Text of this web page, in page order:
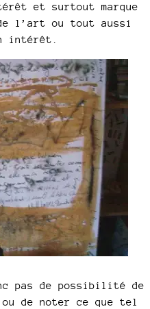
et surtout marque
l’art ou tout aussi
intérêt.
pas de possibilité de
de noter ce que tel